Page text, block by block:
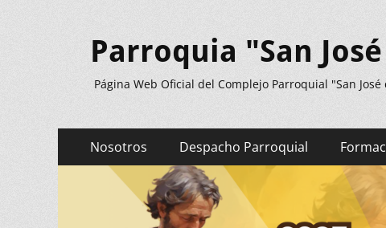
Parroquia "San
Página Web Oficial del Complejo Parroquial "San
Menú
principal
contenido
Nosotros Despacho Parroquial